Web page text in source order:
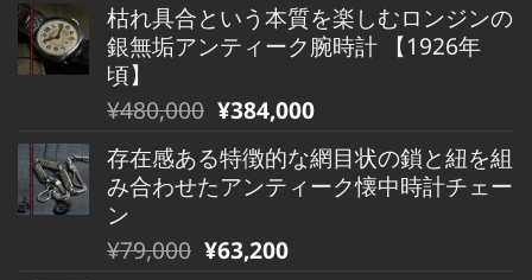
価
格
は
¥490,000
で
し
た。
の
価
は
¥490,000
で
す。
枯れ具合という本質を楽しむロンジンの
銀無垢アンティーク腕時計 【1926年
頃】
元
価
格
は
¥480,000
¥480,000 現
の
価
は
¥384,000
存在感ある特徴的な網目状の鎖と紐を組
み合わせたアンティーク懐中時計チェー
ン
元
¥79,000 現
¥63,200